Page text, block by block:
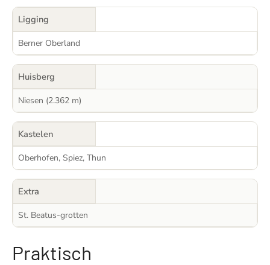
Ligging
Berner Oberland
Huisberg
Niesen (2.362 m)
Kastelen
Oberhofen, Spiez, Thun
Extra
St. Beatus-grotten
Praktisch